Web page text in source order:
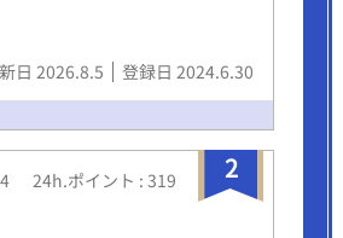
日 2026.8.5 登録日 2024.6.30
2
24h.ポイント : 319